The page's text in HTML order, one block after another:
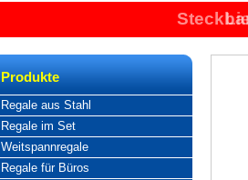
Produkte
Regale aus Stahl
Regale im Set
Weitspannregale
Regale für Büros